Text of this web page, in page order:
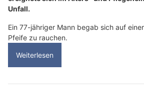
Unfall.
Ein 77-jähriger Mann begab sich auf
Pfeife zu rauchen.
Weiterlesen